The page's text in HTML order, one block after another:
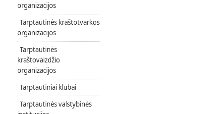
organizacijos
Tarptautinės kraštotvarkos
organizacijos
Tarptautinės
kraštovaizdžio
organizacijos
Tarptautiniai klubai
Tarptautinės valstybinės